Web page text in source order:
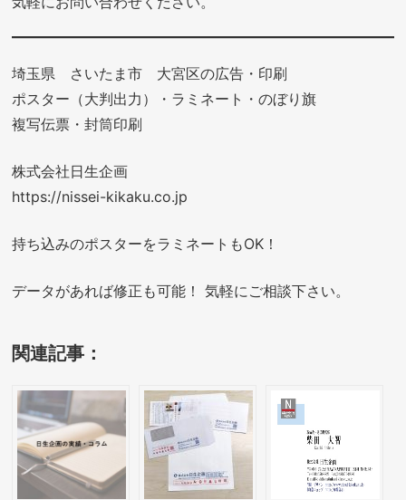
埼玉県 さいたま市 大宮区の広告・印刷
ポスター（大判出力）・ラミネート・のぼり旗
複写伝票・封筒印刷
株式会社日生企画
https://nissei-kikaku.co.jp
持ち込みのポスターをラミネートもOK！
データがあれば修正も可能！ 気軽にご相談下さい。
関連記事：